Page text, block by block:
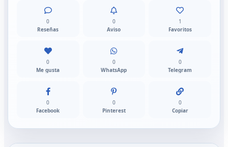
0
Reseñas
0
Aviso
1
Favoritos
0
Me gusta
0
WhatsApp
0
Telegram
0
Facebook
0
Pinterest
0
Copiar